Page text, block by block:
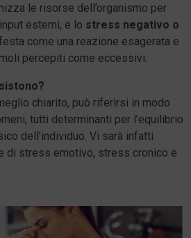
le risorse dell’organismo per
esterni, e lo stress negativo o
come una reazione esagerata e
percepiti come eccessivi.
chiarito, può riferirsi in modo
tutti determinanti per l’equilibrio
dell’individuo. Vi sarà infatti
di stress emotivo, stress cronico e